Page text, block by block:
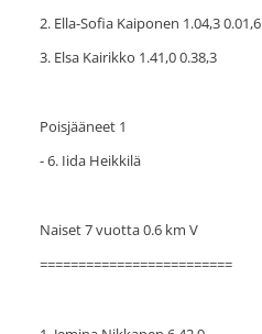
2. Ella-Sofia Kaiponen 1.04,3 0.01,6
3. Elsa Kairikko 1.41,0 0.38,3
Poisjääneet 1
- 6. Iida Heikkilä
Naiset 7 vuotta 0.6 km V
=========================